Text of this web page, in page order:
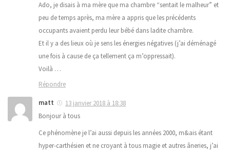
Ado, je disais à ma mère que ma chambre “sentait le malheur” et
peu de temps après, ma mère a appris que les précédents
occupants avaient perdu leur bébé dans ladite chambre.
Et il y a des lieux où je sens les énergies négatives (j’ai déménagé
une fois à cause de ça tellement ça m’oppressait).
Voilà …
Répondre
matt
13 janvier 2018 à 18:38
Bonjour à tous
Ce phénomène je l’ai aussi depuis les années 2000, m&ais étant
hyper-carthésien et ne croyant à tous magie et autres âneries, j’ai